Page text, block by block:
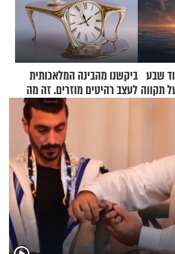
שבע
תקווה
ביקשנו מהבינה המלאכותית
לעצב רהיטים מוזרים. זה מה